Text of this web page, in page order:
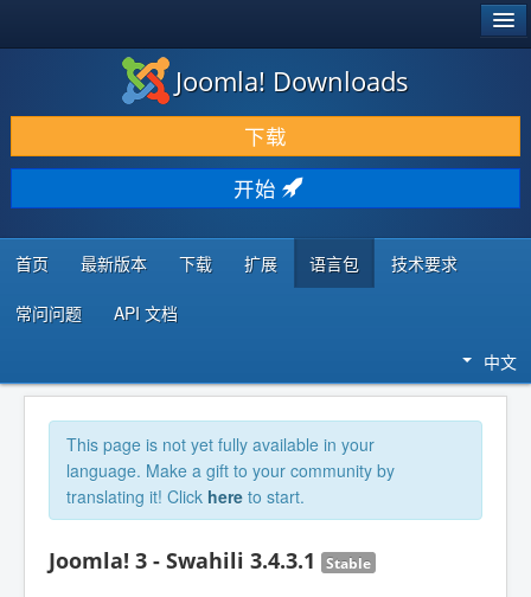
下载 & 扩展
发现 & 学习
社区 & 支持
开发者资源
Joomla! Downloads
下载
开始
首页 最新版本 下载 扩展 语言包 技术要求
常问问题 API 文档
中文
This page is not yet fully available in your
language. Make a gift to your community by
translating it! Click here to start.
Joomla! 3 - Swahili 3.4.3.1 Stable